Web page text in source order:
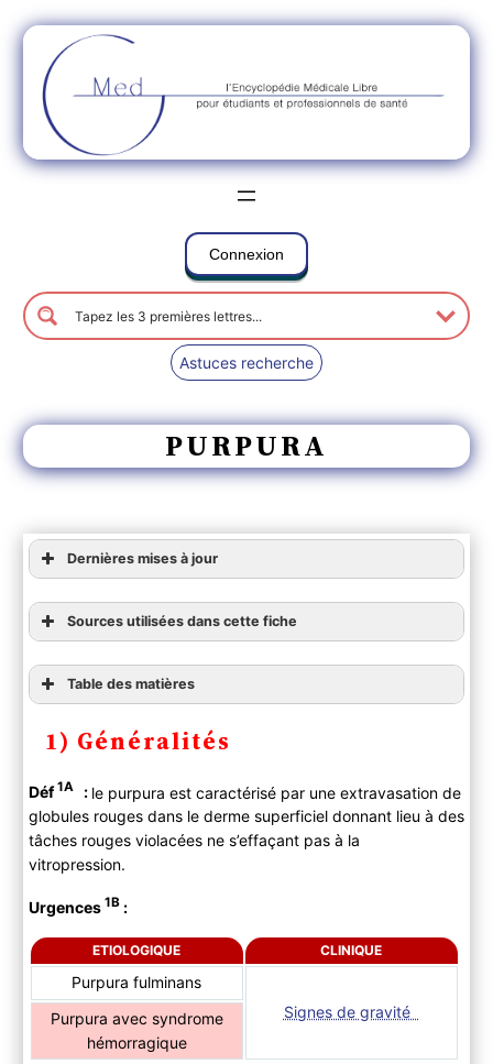
Connexion
Astuces recherche
PURPURA
Dernières mises à jour
Sources utilisées dans cette fiche
Table des matières
2) Etiologies
Type 2
Type 3
3) Orientation diagnostique
A ) Clinique
B ) Paraclinique
C ) Synthèse
4) Traitement symptomatique
1) Généralités
Déf1A: le purpura est caractérisé par une extravasation de
globules rouges dans le derme superficiel donnant lieu à des
tâches rouges violacées ne s’effaçant pas à la
vitropression.
Urgences 1B:
ETIOLOGIQUE CLINIQUE
Purpura fulminans
Signes de gravité
Purpura avec syndrome
hémorragique